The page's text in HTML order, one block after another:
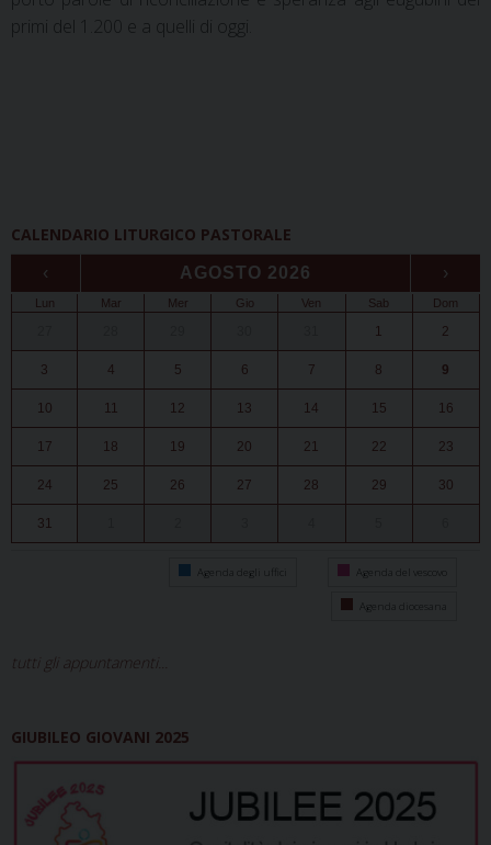
primi del 1.200 e a quelli di oggi.
CALENDARIO LITURGICO PASTORALE
‹ AGOSTO 2026 ›
Lun Mar Mer Gio Ven Sab Dom
1 2
3 4 5 6 7 8 9
10 11 12 13 14 15 16
17 18 19 20 21 22 23
24 25 26 27 28 29 30
31
Agenda degli uffici Agenda del vescovo
Agenda diocesana
tutti gli appuntamenti...
GIUBILEO GIOVANI 2025